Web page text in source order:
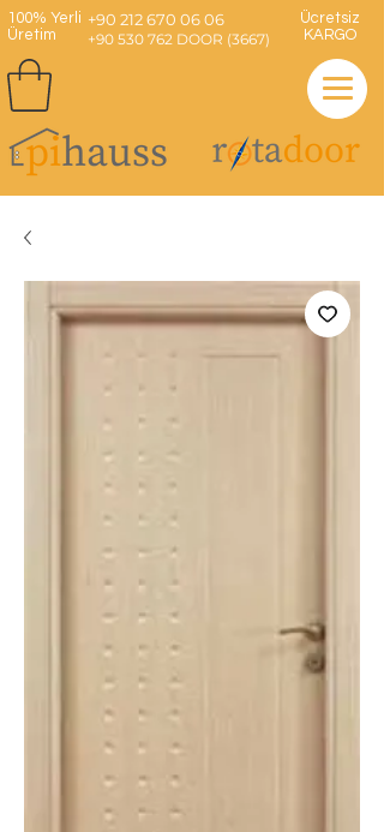
100% Yerli
Üretim
Ücretsiz
KARGO
+90 212 670 06 06
+90 530 762 DOOR (3667)